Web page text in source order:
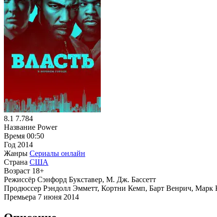
8.1 7.784
Название Power
Время 00:50
Год 2014
Жанры Сериалы онлайн
Страна США
Возраст 18+
Режиссёр Сэнфорд Букставер, М. Дж. Бассетт
Продюссер Рэндолл Эмметт, Кортни Кемп, Барт Венрич, Марк
Премьера 7 июня 2014